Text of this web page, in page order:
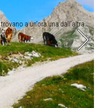
a un’ora una dall’altra